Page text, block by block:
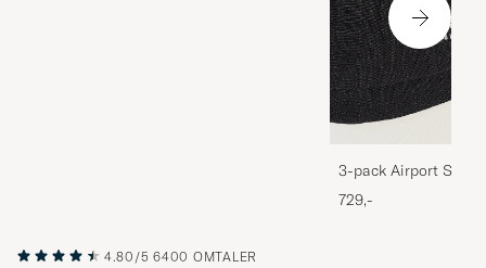
3-pack Airport
Melange
729,-
4.80/5 6400 OMTALER